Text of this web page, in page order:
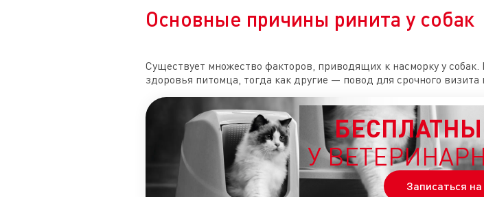
Основные причины ринита у собак
Существует множество факторов, приводящих к насморку у
здоровья питомца, тогда как другие — повод для срочного визита
У
Записаться